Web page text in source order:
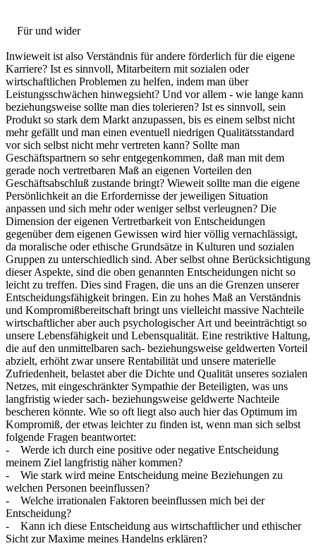
Für und wider
Inwieweit ist also Verständnis für andere förderlich für die eigene
Karriere? Ist es sinnvoll, Mitarbeitern mit sozialen oder
wirtschaftlichen Problemen zu helfen, indem man über
Leistungsschwächen hinwegsieht? Und vor allem - wie lange kann
beziehungsweise sollte man dies tolerieren? Ist es sinnvoll, sein
Produkt so stark dem Markt anzupassen, bis es einem selbst nicht
mehr gefällt und man einen eventuell niedrigen Qualitätsstandard
vor sich selbst nicht mehr vertreten kann? Sollte man
Geschäftspartnern so sehr entgegenkommen, daß man mit dem
gerade noch vertretbaren Maß an eigenen Vorteilen den
Geschäftsabschluß zustande bringt? Wieweit sollte man die eigene
Persönlichkeit an die Erfordernisse der jeweiligen Situation
anpassen und sich mehr oder weniger selbst verleugnen? Die
Dimension der eigenen Vertretbarkeit von Entscheidungen
gegenüber dem eigenen Gewissen wird hier völlig vernachlässigt,
da moralische oder ethische Grundsätze in Kulturen und sozialen
Gruppen zu unterschiedlich sind. Aber selbst ohne Berücksichtigung
dieser Aspekte, sind die oben genannten Entscheidungen nicht so
leicht zu treffen. Dies sind Fragen, die uns an die Grenzen unserer
Entscheidungsfähigkeit bringen. Ein zu hohes Maß an Verständnis
und Kompromißbereitschaft bringt uns vielleicht massive Nachteile
wirtschaftlicher aber auch psychologischer Art und beeinträchtigt so
unsere Lebensfähigkeit und Lebensqualität. Eine restriktive Haltung,
die auf den unmittelbaren sach- beziehungsweise geldwerten Vorteil
abzielt, erhöht zwar unsere Rentabilität und unsere materielle
Zufriedenheit, belastet aber die Dichte und Qualität unseres sozialen
Netzes, mit eingeschränkter Sympathie der Beteiligten, was uns
langfristig wieder sach- beziehungsweise geldwerte Nachteile
bescheren könnte. Wie so oft liegt also auch hier das Optimum im
Kompromiß, der etwas leichter zu finden ist, wenn man sich selbst
folgende Fragen beantwortet:
- Werde ich durch eine positive oder negative Entscheidung
meinem Ziel langfristig näher kommen?
- Wie stark wird meine Entscheidung meine Beziehungen zu
welchen Personen beeinflussen?
- Welche irrationalen Faktoren beeinflussen mich bei der
Entscheidung?
- Kann ich diese Entscheidung aus wirtschaftlicher und ethischer
Sicht zur Maxime meines Handelns erklären?